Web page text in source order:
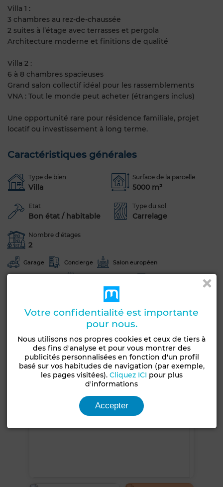
Villa 1 :
3 chambres au rez-de-chaussée
2 suites à l’étage avec terrasses et pergola
Architecture moderne et finitions de qualité
Villa 2 :
6 à 8 chambres spacieuses
Grand salon collectif idéal pour les rassemblements
VNA : Tout le monde peut acheter (étrangers inclus)
Une opportunité rare pour résidence familiale, projet
locatif ou investissement à long terme.
Caractéristiques générales
Type de bien
Villa
Surface de la parcelle
5000 m²
Etat
Bon état / habitable
Type du sol
Carrelage
Nombre d'étages
2
Garage Concierge Salon européen
Réfrigérateur
Machine à laver Micro-ondes
Voir plus de photos
Votre confidentialité est importante
pour nous.
Nous utilisons nos propres cookies et ceux de tiers à
des fins d'analyse et pour vous montrer des
publicités personnalisées en fonction d'un profil
basé sur vos habitudes de navigation (par exemple,
les pages visitées). Cliquez ICI pour plus
d'informations
Accepter